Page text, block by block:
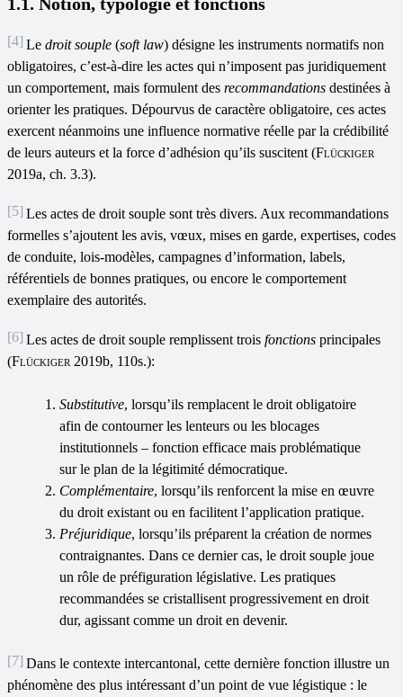
[4] Le droit souple (soft law) désigne les instruments normatifs non
obligatoires, c’est-à-dire les actes qui n’imposent pas juridiquement
un comportement, mais formulent des recommandations destinées à
orienter les pratiques. Dépourvus de caractère obligatoire, ces actes
exercent néanmoins une influence normative réelle par la crédibilité
de leurs auteurs et la force d’adhésion qu’ils suscitent (Flückiger
2019a, ch. 3.3).
[5] Les actes de droit souple sont très divers. Aux recommandations
formelles s’ajoutent les avis, vœux, mises en garde, expertises, codes
de conduite, lois-modèles, campagnes d’information, labels,
référentiels de bonnes pratiques, ou encore le comportement
exemplaire des autorités.
[6] Les actes de droit souple remplissent trois fonctions principales
(Flückiger 2019b, 110s.):
Substitutive, lorsqu’ils remplacent le droit obligatoire
afin de contourner les lenteurs ou les blocages
institutionnels – fonction efficace mais problématique
sur le plan de la légitimité démocratique.
Complémentaire, lorsqu’ils renforcent la mise en œuvre
du droit existant ou en facilitent l’application pratique.
Préjuridique, lorsqu’ils préparent la création de normes
contraignantes. Dans ce dernier cas, le droit souple joue
un rôle de préfiguration législative. Les pratiques
recommandées se cristallisent progressivement en droit
dur, agissant comme un droit en devenir.
[7] Dans le contexte intercantonal, cette dernière fonction illustre un
phénomène des plus intéressant d’un point de vue légistique : le